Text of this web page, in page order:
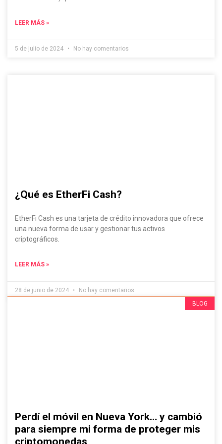
LEER MÁS »
5 de julio de 2024 No hay comentarios
¿Qué es EtherFi Cash?
EtherFi Cash es una tarjeta de crédito innovadora que ofrece
una nueva forma de usar y gestionar tus activos
criptográficos.
LEER MÁS »
28 de junio de 2024 No hay comentarios
Evádelo Si Puedes, ¡Contenido IRRESISTIBLE!BLOG
Perdí el móvil en Nueva York… y cambió
para siempre mi forma de proteger mis
criptomonedas